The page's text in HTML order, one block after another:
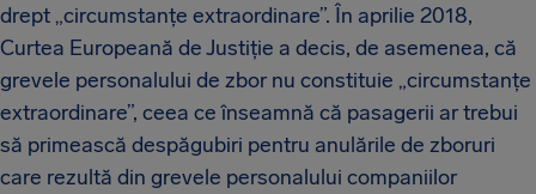
drept „circumstanțe extraordinare”. În aprilie 2018,
Curtea Europeană de Justiție a decis, de asemenea, că
grevele personalului de zbor nu constituie „circumstanțe
extraordinare”, ceea ce înseamnă că pasagerii ar trebui
să primească despăgubiri pentru anulările de zboruri
care rezultă din grevele personalului companiilor